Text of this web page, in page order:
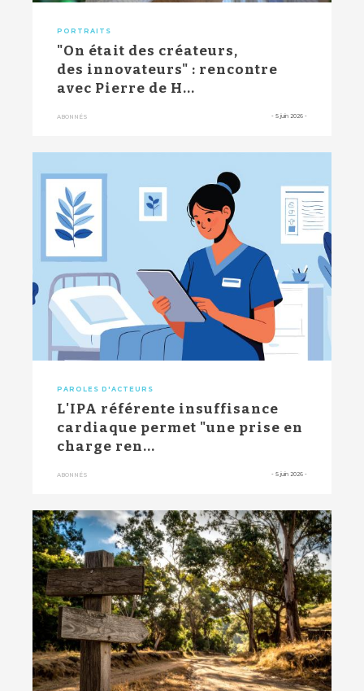
PORTRAITS
"On était des créateurs,
des innovateurs" : rencontre
avec Pierre de H...
ABONNÉS - 5 juin 2026 -
PAROLES D'ACTEURS
L'IPA référente insuffisance
cardiaque permet "une prise en
charge ren...
ABONNÉS - 5 juin 2026 -